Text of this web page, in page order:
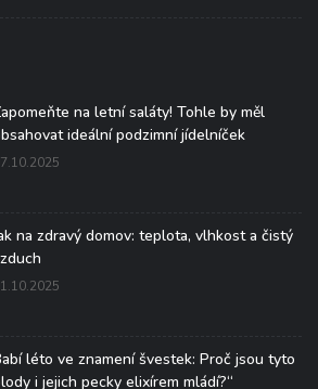
na letní saláty! Tohle by měl
ideální podzimní jídelníček
na zdravý domov: teplota, vlhkost a čistý
léto ve znamení švestek: Proč jsou tyto
i jejich pecky elixírem mládí?“